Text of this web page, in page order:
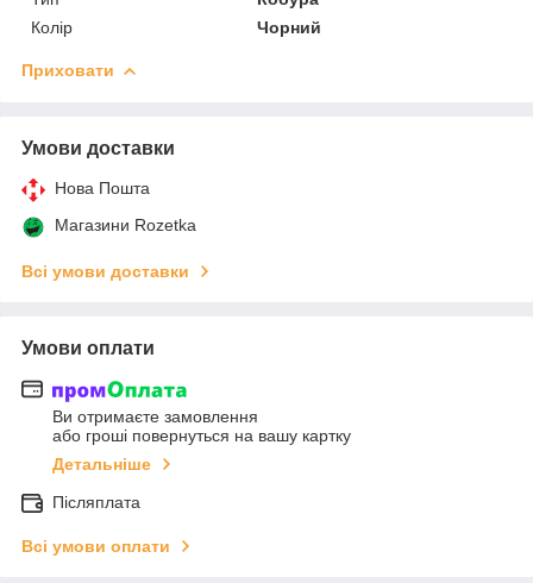
Колір
Чорний
Приховати
Умови доставки
Нова Пошта
Магазини Rozetka
Всі умови доставки
Умови оплати
Ви отримаєте замовлення
або гроші повернуться на вашу картку
Детальніше
Післяплата
Всі умови оплати